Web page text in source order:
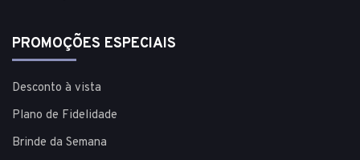
PROMOÇÕES ESPECIAIS
Desconto à vista
Plano de Fidelidade
Brinde da Semana